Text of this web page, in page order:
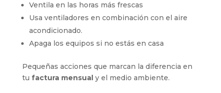
Ventila en las horas más frescas
Usa ventiladores en combinación con el aire
acondicionado.
Apaga los equipos si no estás en casa
Pequeñas acciones que marcan la diferencia en
tu factura mensualy el medio ambiente.